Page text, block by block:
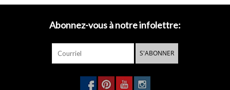
de ce robinet d'eau froide est.Mais ce n'est pas le seul lien parce
et donc particulièrement adapté pour une toilette.
La durée de conservation illimitée de Freddo a sans doute à voir
Abonnez-vous à notre infolettre:
S'ABONNER